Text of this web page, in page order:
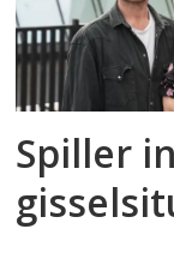
Spiller